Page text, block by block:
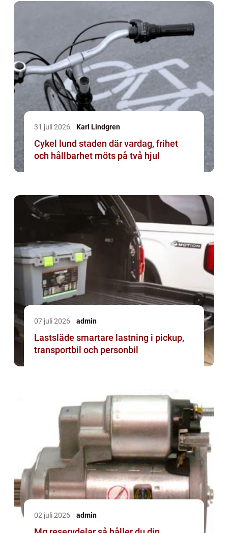
31 juli 2026 Karl Lindgren
Cykel lund staden där vardag, frihet
och hållbarhet möts på två hjul
07 juli 2026 admin
Lastsläde smartare lastning i pickup,
transportbil och personbil
02 juli 2026 admin